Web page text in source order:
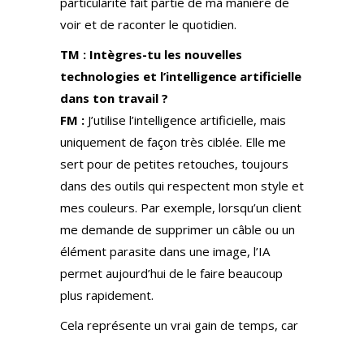
voir et de raconter le quotidien.
TM : Intègres-tu les nouvelles
technologies et l’intelligence artificielle
dans ton travail ?
FM : J’utilise l’intelligence artificielle, mais
uniquement de façon très ciblée. Elle me
sert pour de petites retouches, toujours
dans des outils qui respectent mon style et
mes couleurs. Par exemple, lorsqu’un client
me demande de supprimer un câble ou un
élément parasite dans une image, l’IA
permet aujourd’hui de le faire beaucoup
plus rapidement.
Cela représente un vrai gain de temps, car